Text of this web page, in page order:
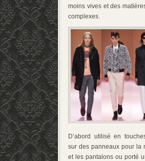
moins vives et des
complexes.
D’abord utilisé en
sur des panneaux pour la
et les pantalons ou porté